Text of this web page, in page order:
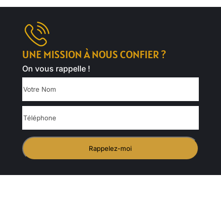
UNE MISSION À NOUS CONFIER ?
On vous rappelle !
Votre
Téléphone